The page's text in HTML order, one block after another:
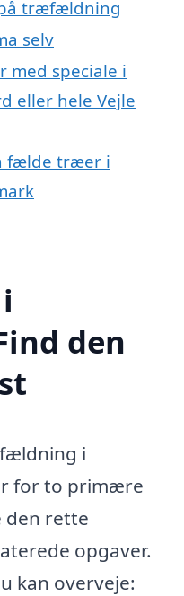
træfældning
selv
med speciale i
eller hele Vejle
fælde træer i
den
i
for to primære
den rette
opgaver.
kan overveje: